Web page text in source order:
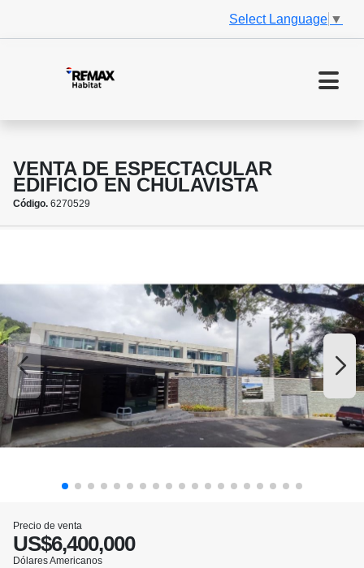
Select Language ▼
VENTA DE ESPECTACULAR
EDIFICIO EN CHULAVISTA
Código. 6270529
Precio de venta
US$6,400,000
Dólares Americanos